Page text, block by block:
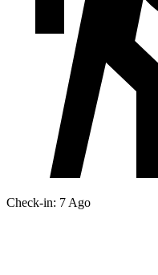
Check-in: 7 Ago